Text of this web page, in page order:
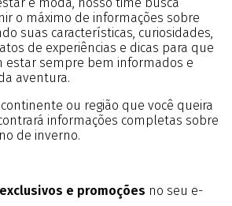
o máximo de informações sobre
suas características, curiosidades,
de experiências e dicas para que
estar sempre bem informados e
aventura.
ou região que você queira
informações completas sobre
de inverno.
e promoções no seu e-